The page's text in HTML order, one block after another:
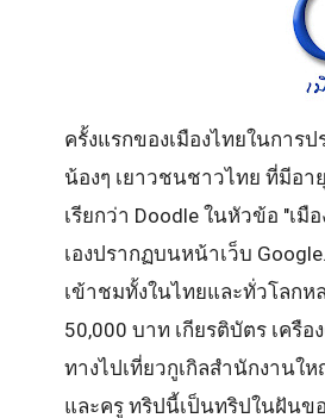
ครั้งแรกของเมืองไทยในการ
น้องๆ เยาวชนชาวไทย ที่มีอ
เรียกว่า Doodle ในหัวข้อ "เ
เองปรากฏบนหน้าเว็บ
เข้าชมทั้งในไทยและทั่วโลกห
50,000 บาท เกียรติบัตร เครื
ทางไปเที่ยวกูเกิลสำนักงานใ
และครู ทริปนี้เป็นทริปในฝันข